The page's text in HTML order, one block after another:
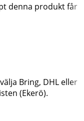
denna produkt får
Bring, DHL eller
(Ekerö).